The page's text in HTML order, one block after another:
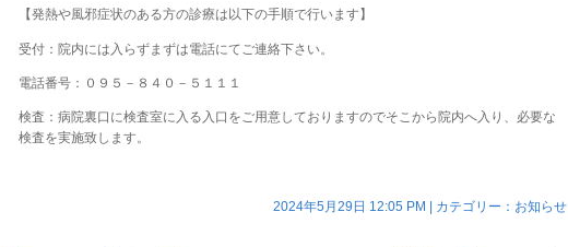
【発熱や風邪症状のある方の診療は以下の手順で行います】
受付：院内には入らずまずは電話にてご連絡下さい。
電話番号：０９５－８４０－５１１１
検査：病院裏口に検査室に入る入口をご用意しておりますのでそこから院内へ入り、必要な
検査を実施致します。
2024年5月29日 12:05 PM | カテゴリー： お知らせ